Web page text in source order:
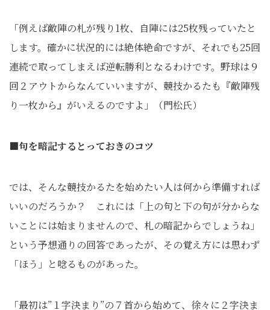
「例えば敵陣の札が残り1枚、自陣には25枚残っていたと
します。確かに状況的には絶体絶命ですが、それでも25回
連続で取ってしまえば逆転勝利となるわけです。野球は９
回２アウトからなんていいますが、競技かるたも『敵陣残
り一枚から』がいえるのですよ」（門松氏）
■句を暗記するとっておきのコツ
では、そんな競技かるたを始めたい人は何から準備すれば
いいのだろうか？ これには「上の句と下の句が分からな
いことには始まりませんので、札の暗記からでしょうね」
という予想通りの回答であったが、その覚え方には思わず
「ほう」と唸るものがあった。
「最初は”１字決まり”の７首から始めて、徐々に２字決ま